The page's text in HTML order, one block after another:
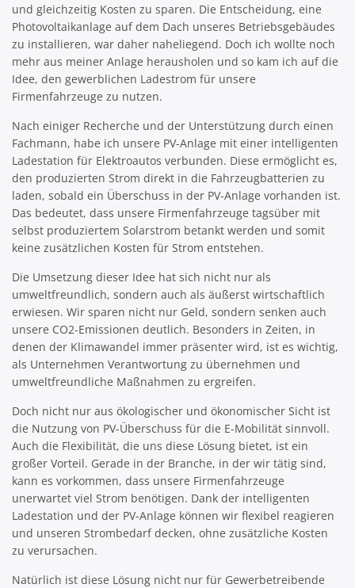
und gleichzeitig Kosten zu sparen. Die Entscheidung, eine
Photovoltaikanlage auf dem Dach unseres Betriebsgebäudes
zu installieren, war daher naheliegend. Doch ich wollte noch
mehr aus meiner Anlage herausholen und so kam ich auf die
Idee, den gewerblichen Ladestrom für unsere
Firmenfahrzeuge zu nutzen.
Nach einiger Recherche und der Unterstützung durch einen
Fachmann, habe ich unsere PV-Anlage mit einer intelligenten
Ladestation für Elektroautos verbunden. Diese ermöglicht es,
den produzierten Strom direkt in die Fahrzeugbatterien zu
laden, sobald ein Überschuss in der PV-Anlage vorhanden ist.
Das bedeutet, dass unsere Firmenfahrzeuge tagsüber mit
selbst produziertem Solarstrom betankt werden und somit
keine zusätzlichen Kosten für Strom entstehen.
Die Umsetzung dieser Idee hat sich nicht nur als
umweltfreundlich, sondern auch als äußerst wirtschaftlich
erwiesen. Wir sparen nicht nur Geld, sondern senken auch
unsere CO2-Emissionen deutlich. Besonders in Zeiten, in
denen der Klimawandel immer präsenter wird, ist es wichtig,
als Unternehmen Verantwortung zu übernehmen und
umweltfreundliche Maßnahmen zu ergreifen.
Doch nicht nur aus ökologischer und ökonomischer Sicht ist
die Nutzung von PV-Überschuss für die E-Mobilität sinnvoll.
Auch die Flexibilität, die uns diese Lösung bietet, ist ein
großer Vorteil. Gerade in der Branche, in der wir tätig sind,
kann es vorkommen, dass unsere Firmenfahrzeuge
unerwartet viel Strom benötigen. Dank der intelligenten
Ladestation und der PV-Anlage können wir flexibel reagieren
und unseren Strombedarf decken, ohne zusätzliche Kosten
zu verursachen.
Natürlich ist diese Lösung nicht nur für Gewerbetreibende